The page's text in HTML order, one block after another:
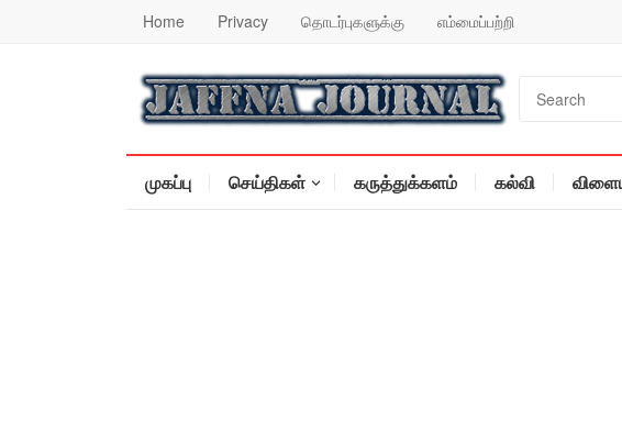
Home Privacy தொடர்புகளுக்கு எம்மைப்பற்றி
முகப்பு செய்திகள் கருத்துக்களம் கல்வி